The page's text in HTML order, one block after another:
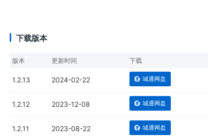
下载版本
版本 更新时间 下载
1.2.13 2024-02-22 城通网盘
1.2.12 2023-12-08 城通网盘
1.2.11 2023-08-22 城通网盘